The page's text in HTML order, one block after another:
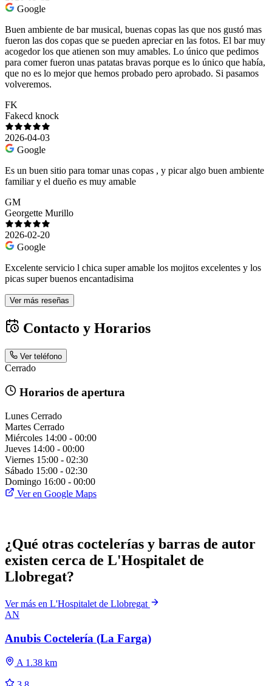
Google
Buen ambiente de bar musical, buenas copas las que nos gustó mas
fueron las dos copas que se pueden apreciar en las fotos. El bar muy
acogedor los que atienen son muy amables. Lo único que pedimos
para comer fueron unas patatas bravas porque es lo único que había,
que no es lo mejor que hemos probado pero aprobado. Si pasamos
volveremos.
FK
Fakecd knock
2026-04-03
Google
Es un buen sitio para tomar unas copas , y picar algo buen ambiente
familiar y el dueño es muy amable
GM
Georgette Murillo
2026-02-20
Google
Excelente servicio l chica super amable los mojitos excelentes y los
picas super buenos encantadisima
Ver más reseñas
Contacto y Horarios
Ver teléfono
Cerrado
Horarios de apertura
Lunes Cerrado
Martes Cerrado
Miércoles 14:00 - 00:00
Jueves 14:00 - 00:00
Viernes 15:00 - 02:30
Sábado 15:00 - 02:30
Domingo 16:00 - 00:00
Ver en Google Maps
¿Qué otras coctelerías y barras de autor
existen cerca de L'Hospitalet de
Llobregat?
Ver más en L'Hospitalet de Llobregat
AN
Anubis Coctelería (La Farga)
A 1.38 km